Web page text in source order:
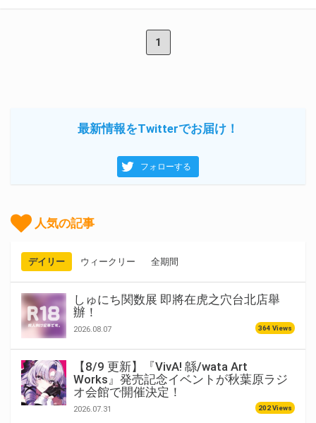
1
最新情報をTwitterでお届け！
フォローする
人気の記事
デイリー ウィークリー 全期間
しゅにち関数展 即將在虎之穴台北店舉
辦！
2026.08.07 364 Views
【8/9 更新】『VivA! 緜/wata Art
Works』発売記念イベントが秋葉原ラジ
オ会館で開催決定！
2026.07.31 202 Views